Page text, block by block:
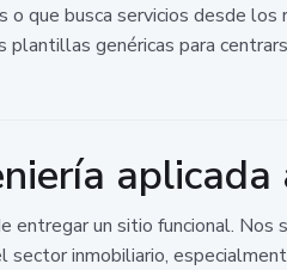
que busca servicios desde los
genéricas para
entregar un sitio funcional.
inmobiliario,